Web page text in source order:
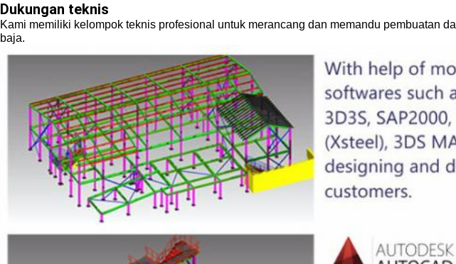
Dukungan teknis
Kami memiliki kelompok teknis profesional untuk merancang dan memandu pembuatan
baja.